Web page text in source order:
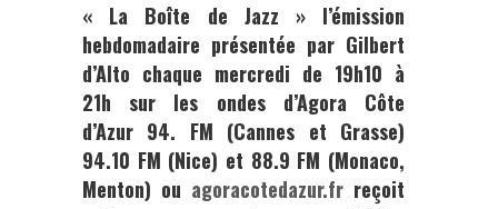
« La Boîte de Jazz »l’émission
hebdomadaire présentée par Gilbert
d’Alto chaque mercredi de 19h10 à
21h sur les ondes d’Agora Côte
d’Azur 94. FM (Cannes et Grasse)
94.10 FM (Nice) et 88.9 FM (Monaco,
Menton) ou agoracotedazur.fr reçoit